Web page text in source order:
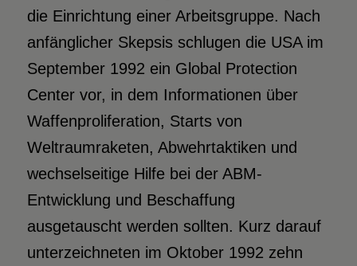
die Einrichtung einer Arbeitsgruppe. Nach
anfänglicher Skepsis schlugen die USA im
September 1992 ein Global Protection
Center vor, in dem Informationen über
Waffenproliferation, Starts von
Weltraumraketen, Abwehrtaktiken und
wechselseitige Hilfe bei der ABM-
Entwicklung und Beschaffung
ausgetauscht werden sollten. Kurz darauf
unterzeichneten im Oktober 1992 zehn